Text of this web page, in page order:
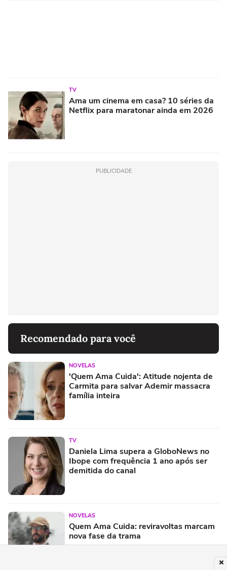
TV
Ama um cinema em casa? 10 séries da
Netflix para maratonar ainda em 2026
PUBLICIDADE
Recomendado para você
NOVELAS
'Quem Ama Cuida': Atitude nojenta de
Carmita para salvar Ademir massacra
família inteira
TV
Daniela Lima supera a GloboNews no
Ibope com frequência 1 ano após ser
demitida do canal
NOVELAS
Quem Ama Cuida: reviravoltas marcam
nova fase da trama